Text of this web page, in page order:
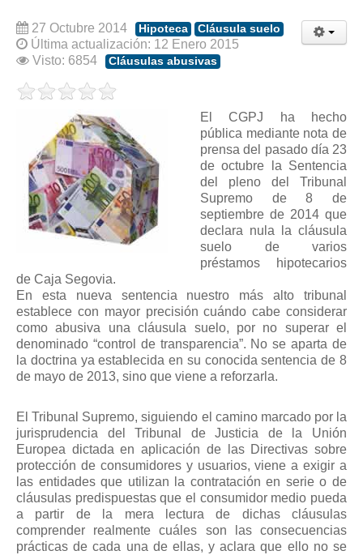
Requerimientos y comunicaciones
Formularios sobre Propiedad Horizontal
Modelos de Acta de Junta de Propietarios
Requerimientos y comunicaciones
Legislación
Legislación sobre Arrendamientos Urbanos
Legislación sobre la Comunidad de Propietarios
Legislación sobre Adquisición de Vivienda en Propiedad
Diccionario
Usuario
Entrar / Salir
Mis boletines
27 Octubre 2014
Última actualización: 12 Enero 2015
Visto: 6854
Hipoteca Cláusula suelo
Cláusulas abusivas
El CGPJ ha hecho
pública mediante nota de
prensa del pasado día 23
de octubre la Sentencia
del pleno del Tribunal
Supremo de 8 de
septiembre de 2014 que
declara nula la cláusula
suelo de varios
préstamos hipotecarios
de Caja Segovia.
En esta nueva sentencia nuestro más alto tribunal
establece con mayor precisión cuándo cabe considerar
como abusiva una cláusula suelo, por no superar el
denominado “control de transparencia”. No se aparta de
la doctrina ya establecida en su conocida sentencia de 8
de mayo de 2013, sino que viene a reforzarla.
El Tribunal Supremo, siguiendo el camino marcado por la
jurisprudencia del Tribunal de Justicia de la Unión
Europea dictada en aplicación de las Directivas sobre
protección de consumidores y usuarios, viene a exigir a
las entidades que utilizan la contratación en serie o de
cláusulas predispuestas que el consumidor medio pueda
a partir de la mera lectura de dichas cláusulas
comprender realmente cuáles son las consecuencias
prácticas de cada una de ellas, y aclara que ello no se